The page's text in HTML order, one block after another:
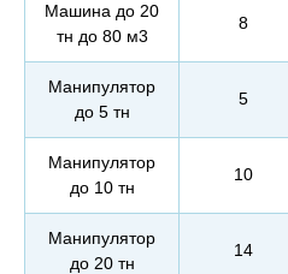
Машина до 20
тн до 80 м3
8
Манипулятор
до 5 тн
5
Манипулятор
до 10 тн
10
Манипулятор
до 20 тн
14